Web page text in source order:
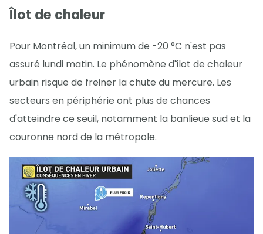
Îlot de chaleur
Pour Montréal, un minimum de -20 °C n'est pas
assuré lundi matin. Le phénomène d'îlot de chaleur
urbain risque de freiner la chute du mercure. Les
secteurs en périphérie ont plus de chances
d'atteindre ce seuil, notamment la banlieue sud et la
couronne nord de la métropole.